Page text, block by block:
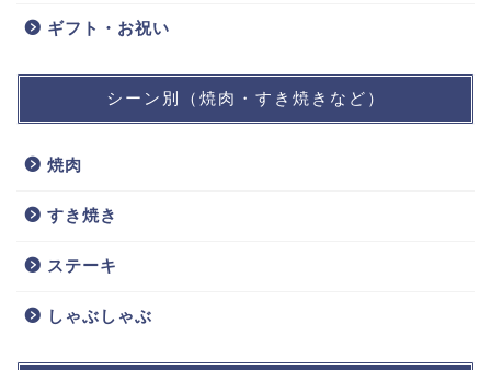
ギフト・お祝い
シーン別（焼肉・すき焼きなど）
焼肉
すき焼き
ステーキ
しゃぶしゃぶ